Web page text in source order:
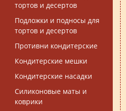
тортов и десертов
Подложки и подносы для
тортов и десертов
Противни кондитерские
Кондитерские мешки
Кондитерские насадки
Силиконовые маты и
коврики